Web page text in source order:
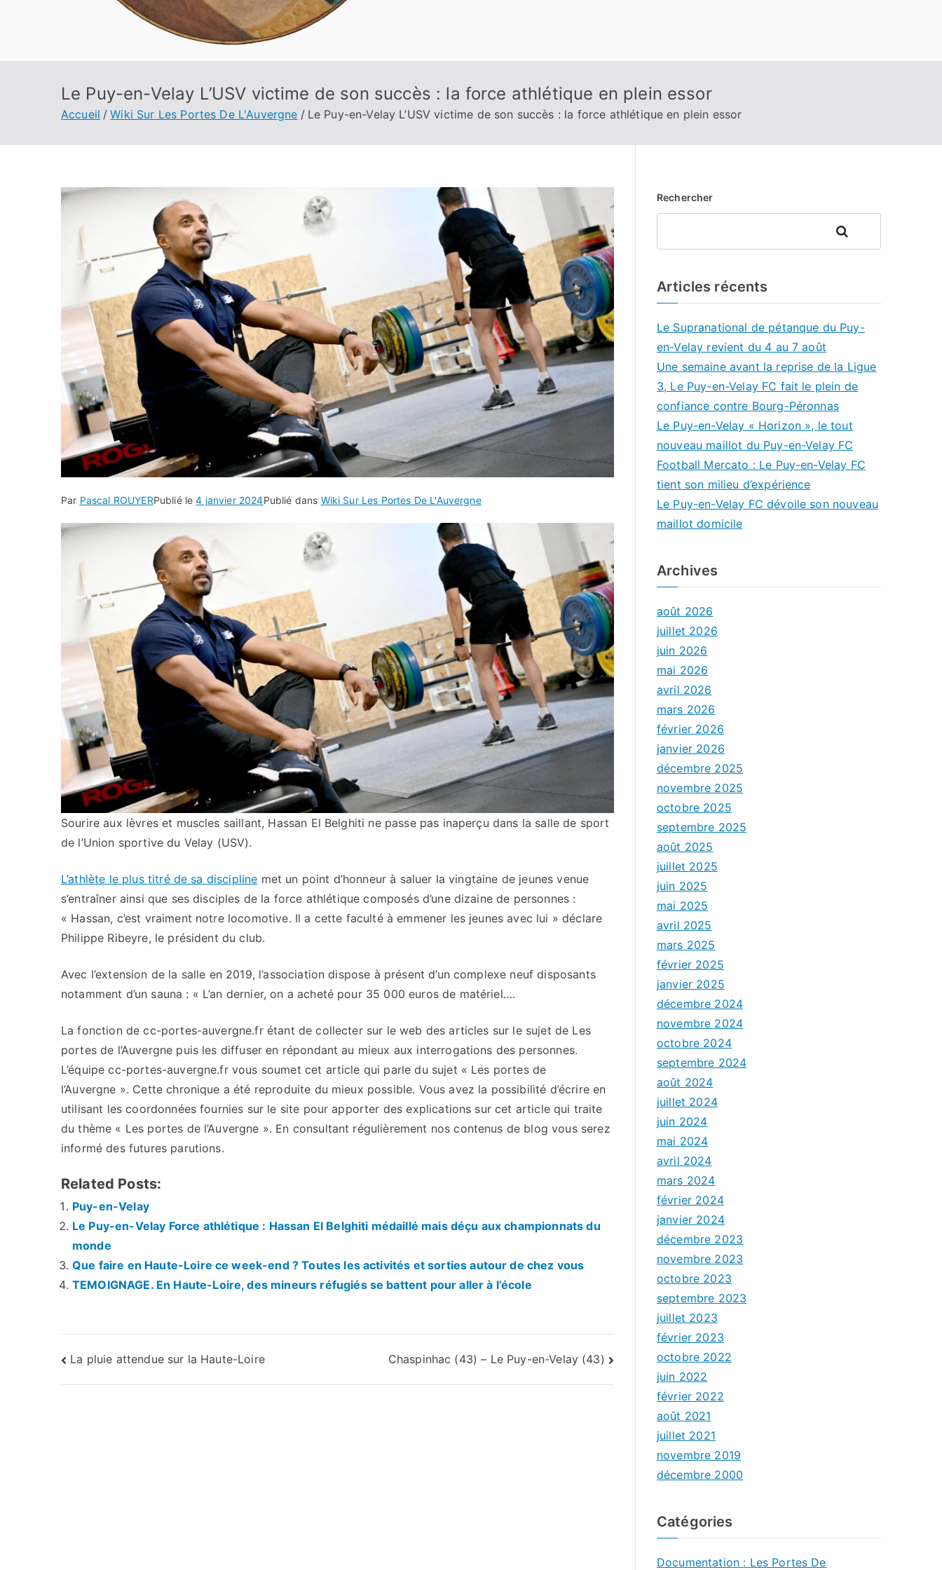
Le Puy-en-Velay L’USV victime de son succès : la force athlétique en plein essor
Accueil Wiki Sur Les Portes De L'Auvergne Le Puy-en-Velay L’USV victime de son succès : la force athlétique en plein essor
Par Pascal ROUYERPublié le4 janvier 2024Publié dans Wiki Sur Les Portes De L'Auvergne
Sourire aux lèvres et muscles saillant, Hassan El Belghiti ne passe pas inaperçu dans la salle de sport
de l’Union sportive du Velay (USV).
L’athlète le plus titré de sa discipline met un point d’honneur à saluer la vingtaine de jeunes venue
s’entraîner ainsi que ses disciples de la force athlétique composés d’une dizaine de personnes :
« Hassan, c’est vraiment notre locomotive. Il a cette faculté à emmener les jeunes avec lui » déclare
Philippe Ribeyre, le président du club.
Avec l’extension de la salle en 2019, l’association dispose à présent d’un complexe neuf disposants
notamment d’un sauna : « L’an dernier, on a acheté pour 35 000 euros de matériel….
La fonction de cc-portes-auvergne.fr étant de collecter sur le web des articles sur le sujet de Les
portes de l’Auvergne puis les diffuser en répondant au mieux aux interrogations des personnes.
L’équipe cc-portes-auvergne.fr vous soumet cet article qui parle du sujet « Les portes de
l’Auvergne ». Cette chronique a été reproduite du mieux possible. Vous avez la possibilité d’écrire en
utilisant les coordonnées fournies sur le site pour apporter des explications sur cet article qui traite
du thème « Les portes de l’Auvergne ». En consultant régulièrement nos contenus de blog vous serez
informé des futures parutions.
Related Posts:
Puy-en-Velay
Le Puy-en-Velay Force athlétique : Hassan El Belghiti médaillé mais déçu aux championnats du
monde
Que faire en Haute-Loire ce week-end ? Toutes les activités et sorties autour de chez vous
TEMOIGNAGE. En Haute-Loire, des mineurs réfugiés se battent pour aller à l’école
Navigation
de
La pluie attendue sur la Haute-Loire Chaspinhac (43) – Le Puy-en-Velay (43)
Rechercher
Rechercher
Articles récents
Le Supranational de pétanque du Puy-
en-Velay revient du 4 au 7 août
Une semaine avant la reprise de la Ligue
3, Le Puy-en-Velay FC fait le plein de
confiance contre Bourg-Péronnas
Le Puy-en-Velay « Horizon », le tout
nouveau maillot du Puy-en-Velay FC
Football Mercato : Le Puy-en-Velay FC
tient son milieu d’expérience
Le Puy-en-Velay FC dévoile son nouveau
maillot domicile
Archives
août 2026
juillet 2026
juin 2026
mai 2026
avril 2026
mars 2026
février 2026
janvier 2026
décembre 2025
novembre 2025
octobre 2025
septembre 2025
août 2025
juillet 2025
juin 2025
mai 2025
avril 2025
mars 2025
février 2025
janvier 2025
décembre 2024
novembre 2024
octobre 2024
septembre 2024
août 2024
juillet 2024
juin 2024
mai 2024
avril 2024
mars 2024
février 2024
janvier 2024
décembre 2023
novembre 2023
octobre 2023
septembre 2023
juillet 2023
février 2023
octobre 2022
juin 2022
février 2022
août 2021
juillet 2021
novembre 2019
décembre 2000
Catégories
Documentation : Les Portes De